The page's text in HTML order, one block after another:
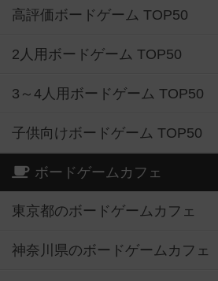
高評価ボードゲーム TOP50
2人用ボードゲーム TOP50
3～4人用ボードゲーム TOP50
子供向けボードゲーム TOP50
ボードゲームカフェ
東京都のボードゲームカフェ
神奈川県のボードゲームカフェ